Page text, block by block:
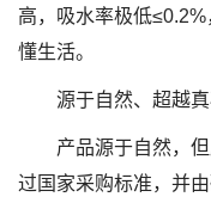
高，吸水率极低
懂生活。
源于自然、超越
产品源于自然，
过国家采购标准，并